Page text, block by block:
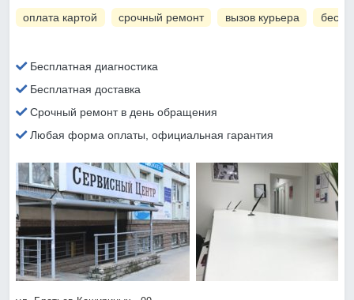
оплата картой срочный ремонт вызов курьера
Бесплатная диагностика
Бесплатная доставка
Срочный ремонт в день обращения
Любая форма оплаты, официальная гарантия